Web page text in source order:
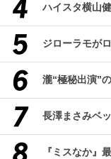
ハイスタ横山
ジローラモが
瀧“極秘出演”
長澤まさみベ
『ミスなか』